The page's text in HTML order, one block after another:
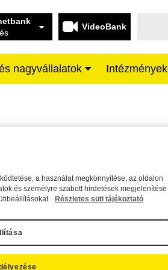
VideoBank
nagyvállalatok Intézmények
be a keresőszót a mezőbe.
a használat megkönnyítése, az oldalon
és személyre szabott hirdetések megjelenítése
Részletes süti tájékoztató